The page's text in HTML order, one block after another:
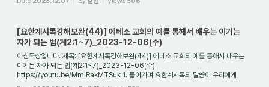
[요한계시록강해보완(44)] 에베소 교회의 예를 통해서 배우는 이기는
자가 되는 법(계2:1~7)_2023-12-06(수)
아침묵상입니다. 제목: [요한계시록강해보완(44)] 에베소 교회의 예를 통해서 배우는
이기는 자가 되는 법(계2:1~7)_2023-12-06(수)
https://youtu.be/MmIRakMTSuk 1. 들어가며 요한계시록의 말씀이 우리에게
가르쳐 주는 사실 중의 하나는 주님께서는 교회의 ...